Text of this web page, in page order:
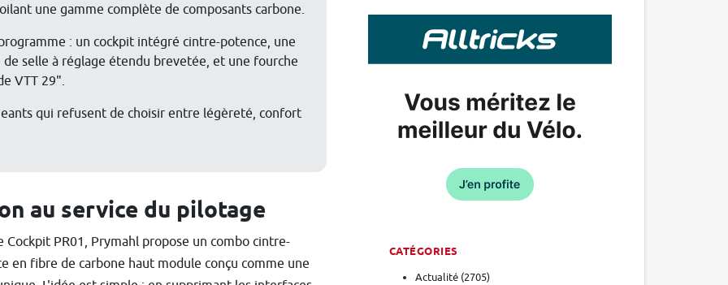
une gamme complète de composants carbone.
: un cockpit intégré cintre-potence, une
selle à réglage étendu brevetée, et une fourche
VTT 29".
qui refusent de choisir entre légèreté, confort
au service du pilotage
Cockpit PR01, Prymahl propose un combo cintre-
en fibre de carbone haut module conçu comme une
CATÉGORIES
Actualité (2705)